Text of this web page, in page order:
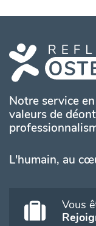
Notre service
valeurs de
L'humain, au
Vous